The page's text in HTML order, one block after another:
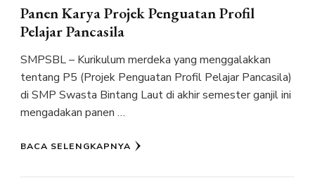
Panen Karya Projek Penguatan Profil
Pelajar Pancasila
SMPSBL – Kurikulum merdeka yang menggalakkan
tentang P5 (Projek Penguatan Profil Pelajar Pancasila)
di SMP Swasta Bintang Laut di akhir semester ganjil ini
mengadakan panen …
BACA SELENGKAPNYA